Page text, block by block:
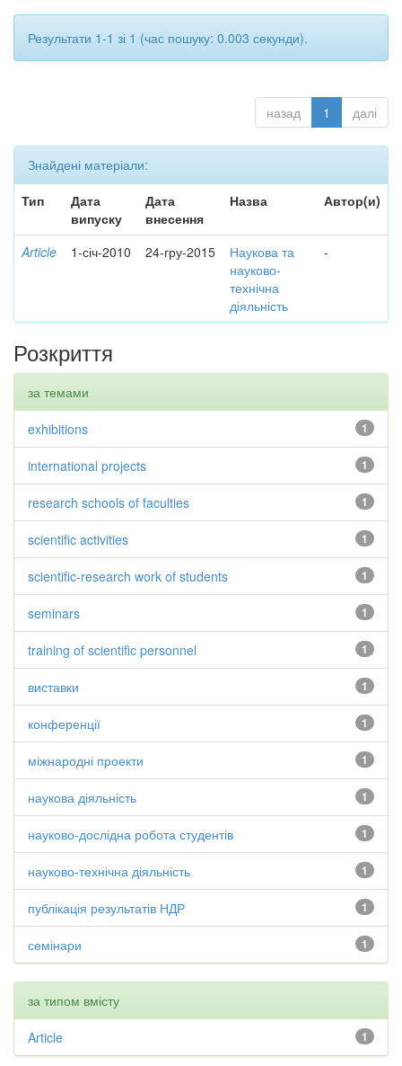
Результати 1-1 зі 1 (час пошуку: 0.003 секунди).
назад 1 далі
Знайдені матеріали:
Тип
Дата
випуску
Дата
внесення
Назва Автор(и)
Article 1-січ-2010 24-гру-2015
Наукова та
науково-
технічна
діяльність
-
Розкриття
за темами
1
exhibitions
1
international projects
1
research schools of faculties
1
scientific activities
1
scientific-research work of students
1
seminars
1
training of scientific personnel
1
виставки
1
конференції
1
міжнародні проекти
1
наукова діяльність
1
науково-дослідна робота студентів
1
науково-технічна діяльність
1
публікація результатів НДР
1
семінари
за типом вмісту
1
Article